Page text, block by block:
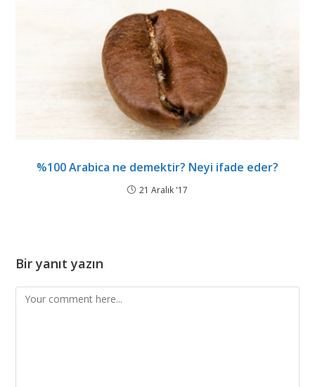
%100 Arabica ne demektir? Neyi ifade eder?
21 Aralık '17
Bir yanıt yazın